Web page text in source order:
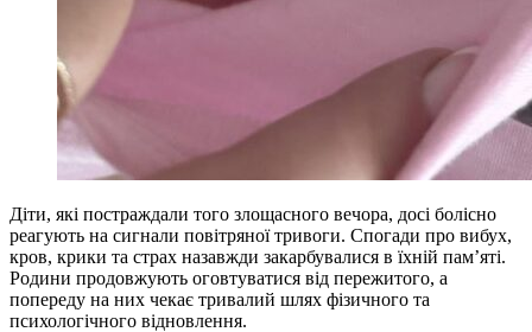
Діти, які постраждали того злощасного вечора, досі болісно
реагують на сигнали повітряної тривоги. Спогади про вибух,
кров, крики та страх назавжди закарбувалися в їхній пам’яті.
Родини продовжують оговтуватися від пережитого, а
попереду на них чекає тривалий шлях фізичного та
психологічного відновлення.